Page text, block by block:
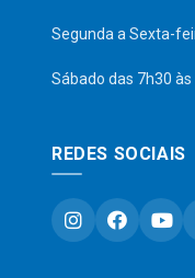
Segunda a Sexta-
Sábado das 7h30 às
REDES SOCIAIS